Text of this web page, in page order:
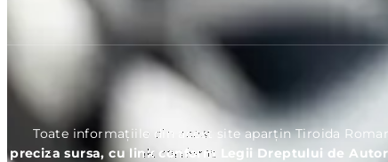
Toate informațiile din acest site aparțin Tiroida
preciza sursa, cu link conform Legii Dreptului de